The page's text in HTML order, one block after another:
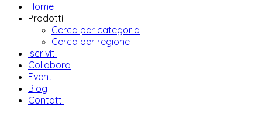
Home
Prodotti
Cerca per categoria
Cerca per regione
Iscriviti
Collabora
Eventi
Blog
Contatti